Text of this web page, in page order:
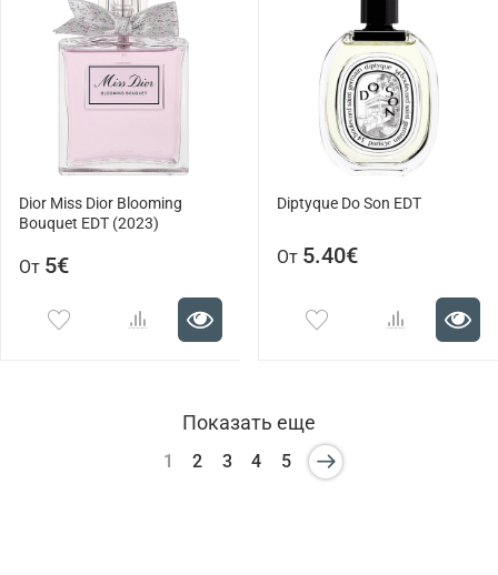
Dior Miss Dior Blooming
Bouquet EDT (2023)
От 5€
Diptyque Do Son EDT
От 5.40€
Показать еще
1 2 3 4 5